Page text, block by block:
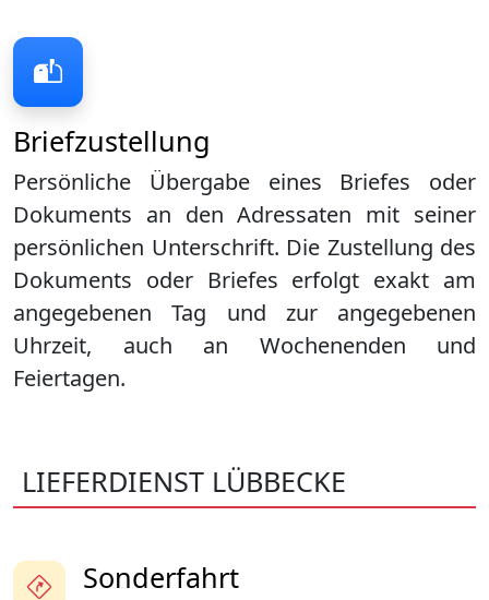
Briefzustellung
Persönliche Übergabe eines Briefes oder
Dokuments an den Adressaten mit seiner
persönlichen Unterschrift. Die Zustellung des
Dokuments oder Briefes erfolgt exakt am
angegebenen Tag und zur angegebenen
Uhrzeit, auch an Wochenenden und
Feiertagen.
LIEFERDIENST LÜBBECKE
Sonderfahrt